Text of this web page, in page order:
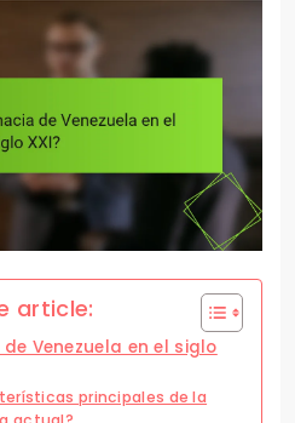
article:
Venezuela en el siglo
principales de la